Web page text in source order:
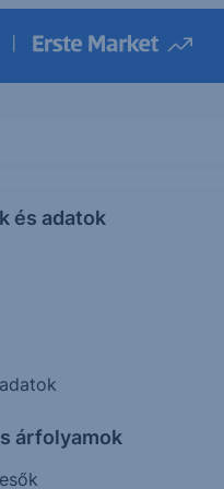
és adatok
árfolyamok
Ord Shs
22:01
29.69
rögzítése
információk kérése